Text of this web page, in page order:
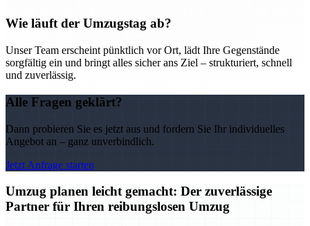
Wie läuft der Umzugstag ab?
Unser Team erscheint pünktlich vor Ort, lädt Ihre Gegenstände
sorgfältig ein und bringt alles sicher ans Ziel – strukturiert, schnell
und zuverlässig.
Alle Fragen geklärt?
Dann probieren Sie es jetzt aus und fordern Sie Ihr individuelles
Angebot an – ganz unverbindlich.
Jetzt Anfrage starten
Umzug planen leicht gemacht: Der zuverlässige
Partner für Ihren reibungslosen Umzug